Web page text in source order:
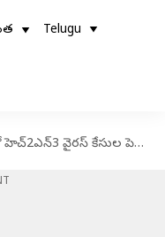
Telugu
కేసుల పెరుగుదలపై కేంద్రం ఆందోళన; రాష్ట్రాలకు లేఖ